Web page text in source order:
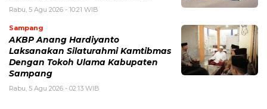
Rabu, 5 Agu 2026 - 10:21 WIB
Sampang
AKBP Anang Hardiyanto
Laksanakan Silaturahmi Kamtibmas
Dengan Tokoh Ulama Kabupaten
Sampang
Rabu, 5 Agu 2026 - 02:13 WIB